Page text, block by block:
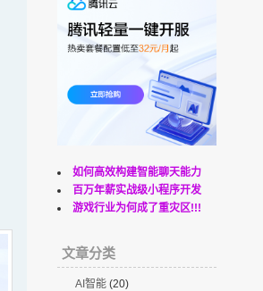
如何高效构建智能聊天能力
百万年薪实战级小程序开发
游戏行业为何成了重灾区!!!
文章分类
AI智能(20)